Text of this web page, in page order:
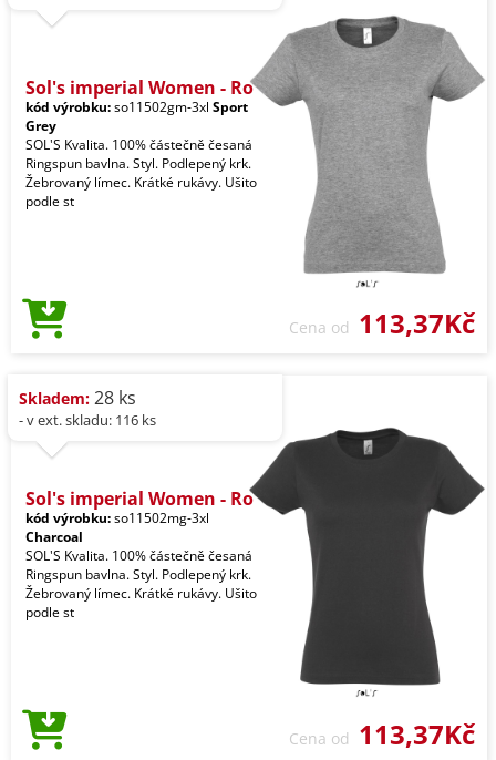
Sol's imperial Women - Ro
kód výrobku:so11502gm-3xl Sport
Grey
SOL'S Kvalita. 100% částečně česaná
Ringspun bavlna. Styl. Podlepený krk.
Žebrovaný límec. Krátké rukávy. Ušito
podle st
Cena od 113,37Kč
Skladem: 28 ks
- v ext. skladu: 116 ks
Sol's imperial Women - Ro
kód výrobku:so11502mg-3xl
Charcoal
SOL'S Kvalita. 100% částečně česaná
Ringspun bavlna. Styl. Podlepený krk.
Žebrovaný límec. Krátké rukávy. Ušito
podle st
Cena od 113,37Kč